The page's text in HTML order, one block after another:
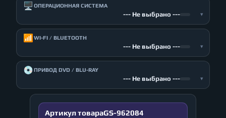
🖥️ ОПЕРАЦИОННАЯ СИСТЕМА
--- Не выбрано --- ▾
📶 WI-FI / BLUETOOTH
--- Не выбрано --- ▾
💿ПРИВОД DVD / BLU-RAY
--- Не выбрано --- ▾
Артикул товараGS-962084